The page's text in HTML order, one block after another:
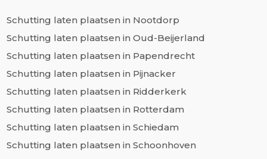
Schutting laten plaatsen in Nootdorp
Schutting laten plaatsen in Oud-Beijerland
Schutting laten plaatsen in Papendrecht
Schutting laten plaatsen in Pijnacker
Schutting laten plaatsen in Ridderkerk
Schutting laten plaatsen in Rotterdam
Schutting laten plaatsen in Schiedam
Schutting laten plaatsen in Schoonhoven